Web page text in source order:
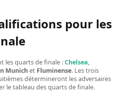
pour les
les quarts de finale :Chelsea,
Munichet Fluminense. Les trois
détermineront les adversaires
le tableau des quarts de finale.